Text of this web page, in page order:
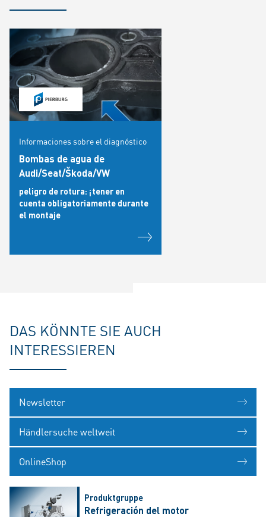
Informaciones sobre el diagnóstico
Bombas de agua de
Audi/Seat/Škoda/VW
peligro de rotura: ¡tener en
cuenta obligatoriamente durante
el montaje
DAS KÖNNTE SIE AUCH
INTERESSIEREN
Newsletter
Händlersuche weltweit
OnlineShop
Produktgruppe
Refrigeración del motor